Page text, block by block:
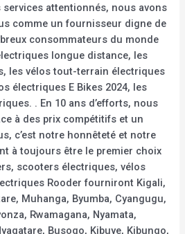
services attentionnés, nous avons
comme un fournisseur digne de
consommateurs du monde
longue distance, les
les vélos tout-terrain électriques
électriques E Bikes 2024, les
. En 10 ans d’efforts, nous
à des prix compétitifs et un
c’est notre honnêteté et notre
à toujours être le premier choix
scooters électriques, vélos
Rooder fourniront Kigali,
Muhanga, Byumba, Cyangugu,
Rwamagana, Nyamata,
Busogo, Kibuye, Kibungo,